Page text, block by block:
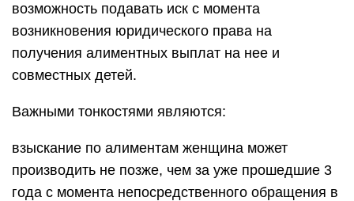
возможность подавать иск с момента
возникновения юридического права на
получения алиментных выплат на нее и
совместных детей.
Важными тонкостями являются:
взыскание по алиментам женщина может
производить не позже, чем за уже прошедшие 3
года с момента непосредственного обращения в